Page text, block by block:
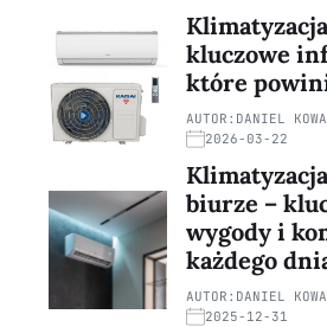
kluczowe
które
AUTOR: DANIEL
2026-03-22
biurze –
wygody i
każdego
AUTOR: DANIEL
2025-12-31